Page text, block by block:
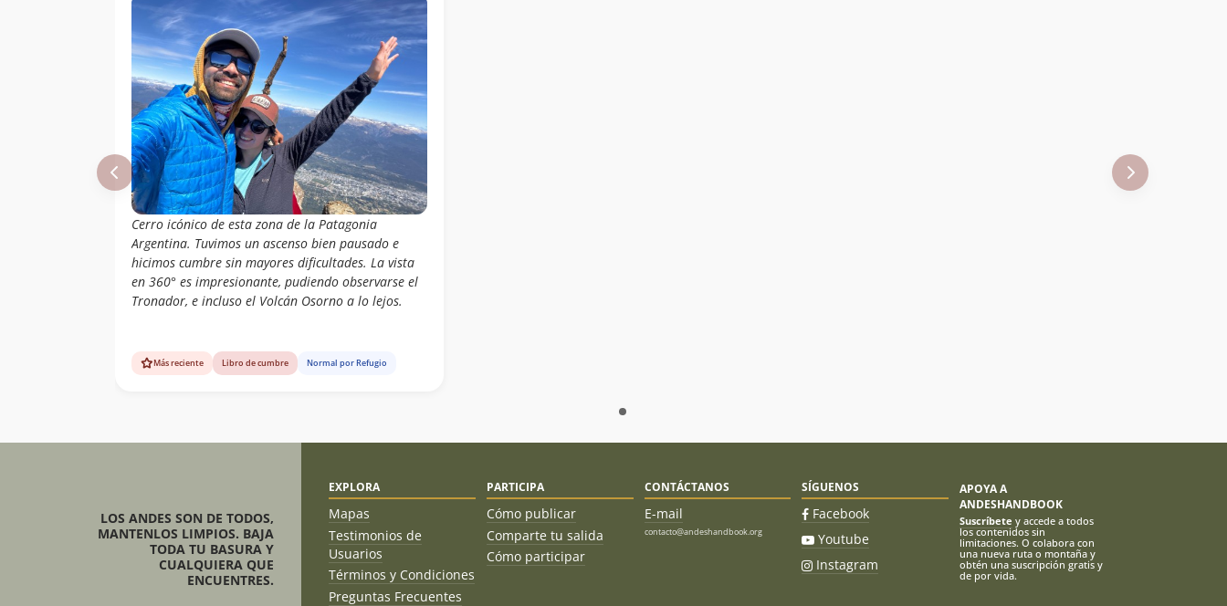
Cerro icónico de esta zona de la Patagonia
Argentina. Tuvimos un ascenso bien pausado e
hicimos cumbre sin mayores dificultades. La vista
en 360° es impresionante, pudiendo observarse el
Tronador, e incluso el Volcán Osorno a lo lejos.
Más reciente Libro de cumbre Normal por Refugio
LOS ANDES SON DE TODOS,
MANTENLOS LIMPIOS. BAJA
TODA TU BASURA Y
CUALQUIERA QUE
ENCUENTRES.
EXPLORA
Mapas
Testimonios de
Usuarios
Términos y Condiciones
Preguntas Frecuentes
PARTICIPA
Cómo publicar
Comparte tu salida
Cómo participar
CONTÁCTANOS
E-mail
contacto@andeshandbook.org
SÍGUENOS
Facebook
Youtube
Instagram
APOYA A
ANDESHANDBOOK
Suscríbete y accede a todos
los contenidos sin
limitaciones. O colabora con
una nueva ruta o montaña y
obtén una suscripción gratis y
de por vida.